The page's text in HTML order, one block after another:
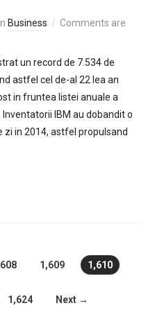
Business
Comments are
un record de 7.534 de
astfel cel de-al 22 lea an
in fruntea listei anuale a
IBM au dobandit o
zi in 2014, astfel propulsand
1,609 1,610
1,624 Next →